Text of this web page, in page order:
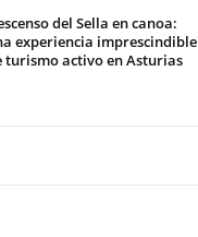
del Sella en canoa:
experiencia imprescindible
turismo activo en Asturias